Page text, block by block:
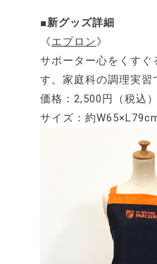
■新グッズ詳細
《エプロン》
サポーター心をくすぐ
す。家庭科の調理実習
価格：2,500円（税込）
サイズ：約